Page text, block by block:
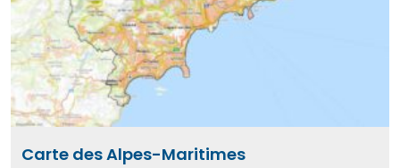
Carte des Alpes-Maritimes